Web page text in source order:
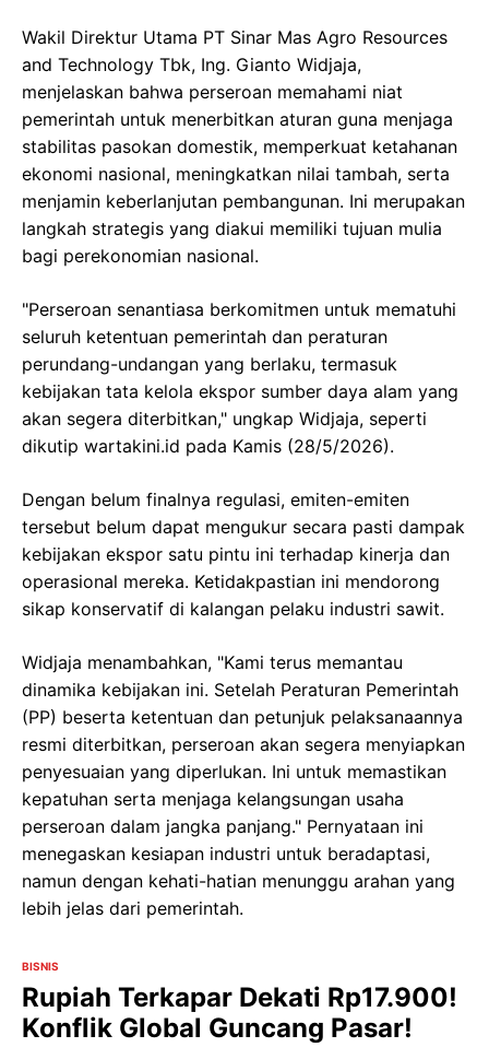
Wakil Direktur Utama PT Sinar Mas Agro Resources
and Technology Tbk, Ing. Gianto Widjaja,
menjelaskan bahwa perseroan memahami niat
pemerintah untuk menerbitkan aturan guna menjaga
stabilitas pasokan domestik, memperkuat ketahanan
ekonomi nasional, meningkatkan nilai tambah, serta
menjamin keberlanjutan pembangunan. Ini merupakan
langkah strategis yang diakui memiliki tujuan mulia
bagi perekonomian nasional.
"Perseroan senantiasa berkomitmen untuk mematuhi
seluruh ketentuan pemerintah dan peraturan
perundang-undangan yang berlaku, termasuk
kebijakan tata kelola ekspor sumber daya alam yang
akan segera diterbitkan," ungkap Widjaja, seperti
dikutip wartakini.id pada Kamis (28/5/2026).
Dengan belum finalnya regulasi, emiten-emiten
tersebut belum dapat mengukur secara pasti dampak
kebijakan ekspor satu pintu ini terhadap kinerja dan
operasional mereka. Ketidakpastian ini mendorong
sikap konservatif di kalangan pelaku industri sawit.
Widjaja menambahkan, "Kami terus memantau
dinamika kebijakan ini. Setelah Peraturan Pemerintah
(PP) beserta ketentuan dan petunjuk pelaksanaannya
resmi diterbitkan, perseroan akan segera menyiapkan
penyesuaian yang diperlukan. Ini untuk memastikan
kepatuhan serta menjaga kelangsungan usaha
perseroan dalam jangka panjang." Pernyataan ini
menegaskan kesiapan industri untuk beradaptasi,
namun dengan kehati-hatian menunggu arahan yang
lebih jelas dari pemerintah.
BISNIS
Rupiah Terkapar Dekati Rp17.900!
Konflik Global Guncang Pasar!